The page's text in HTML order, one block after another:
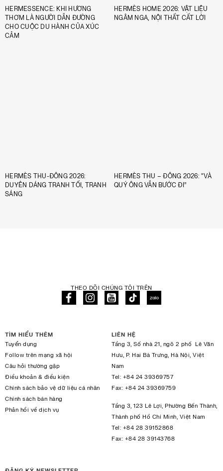
HERMESSENCE: KHI HƯƠNG
THƠM LÀ NGƯỜI DẪN ĐƯỜNG
CHO CUỘC DU HÀNH CỦA XÚC
CẢM
HERMÈS HOME 2026: VẬT LIỆU
NGÂM NGA, NỘI THẤT CẤT LỜI
HERMÈS THU-ĐÔNG 2026:
DUYÊN DÁNG TRANH TỐI, TRANH
SÁNG
HERMÈS THU – ĐÔNG 2026: “VÀ
QUÝ ÔNG VẪN BƯỚC ĐI”
THEO DÕI CHÚNG TÔI TRÊN
TÌM HIỂU THÊM
Tuyển dụng
Follow trên mạng xã hội
Câu hỏi thường gặp
Điều khoản & điều kiện
Chính sách bảo vệ dữ liệu cá nhân
Chính sách bán hàng
Phản hồi về dịch vụ
LIÊN HỆ
Tầng 3, Số nhà 21, ngõ 2 phố Lê Văn
Hưu, P. Hai Bà Trưng, Hà Nội, Việt
Nam
Tel: +84 24 39369757
Fax: +84 24 39369759
Tầng 3, 123 Lê Lợi, Phường Bến Thành,
Thành phố Hồ Chí Minh, Việt Nam
Tel: +84 28 39152868
Fax: +84 28 39143768